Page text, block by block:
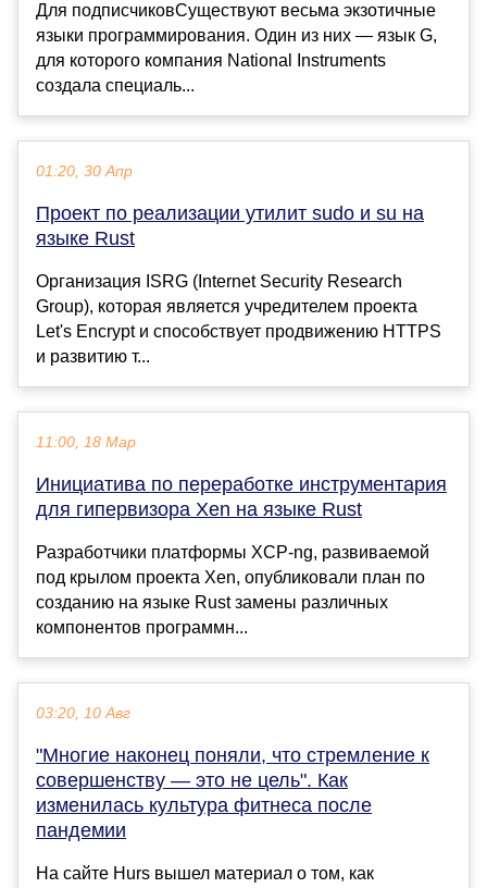
Для подписчиковСуществуют весьма экзотичные
языки программирования. Один из них — язык G,
для которого компания National Instruments
создала специаль...
01:20, 30 Апр
Проект по реализации утилит sudo и su на
языке Rust
Организация ISRG (Internet Security Research
Group), которая является учредителем проекта
Let's Encrypt и способствует продвижению HTTPS
и развитию т...
11:00, 18 Мар
Инициатива по переработке инструментария
для гипервизора Xen на языке Rust
Разработчики платформы XCP-ng, развиваемой
под крылом проекта Xen, опубликовали план по
созданию на языке Rust замены различных
компонентов программн...
03:20, 10 Авг
"Многие наконец поняли, что стремление к
совершенству — это не цель". Как
изменилась культура фитнеса после
пандемии
На сайте Hurs вышел материал о том, как